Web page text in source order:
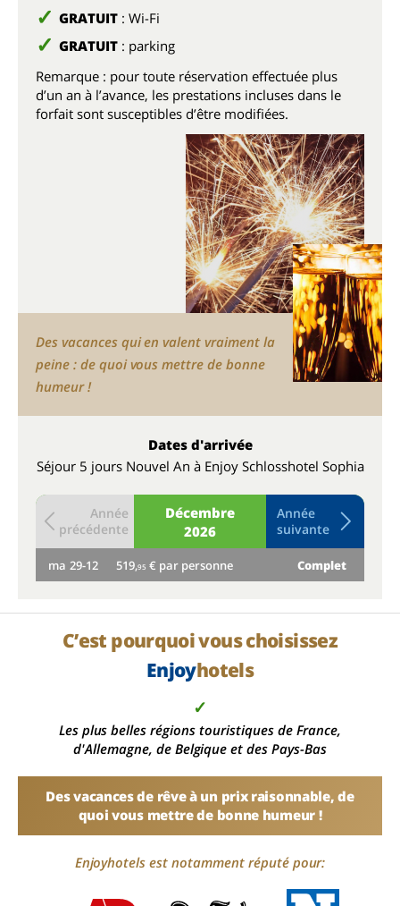
GRATUIT : Wi-Fi
GRATUIT : parking
Remarque : pour toute réservation effectuée plus
d’un an à l’avance, les prestations incluses dans le
forfait sont susceptibles d’être modifiées.
Des vacances qui en valent vraiment la
peine : de quoi vous mettre de bonne
humeur !
Dates d'arrivée
Séjour 5 jours Nouvel An à Enjoy Schlosshotel Sophia
Décembre
2026
Année
précédente
Année
suivante
ma 29-12 519,95 € par personne Complet
C’est pourquoi vous choisissez
Enjoyhotels
✓
Les plus belles régions touristiques de France,
d'Allemagne, de Belgique et des Pays-Bas
Des vacances de rêve à un prix raisonnable, de
quoi vous mettre de bonne humeur !
Enjoyhotels est notamment réputé pour: